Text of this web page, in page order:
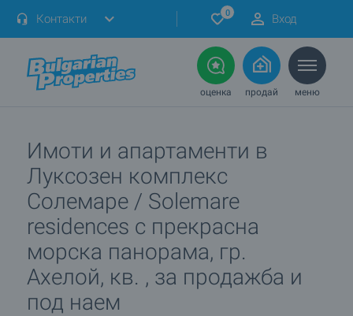
Контакти 0 Вход
оценка продай меню
Имоти и апартаменти в
Луксозен комплекс
Солемаре / Solemare
residences с прекрасна
морска панорама, гр.
Ахелой, кв. , за продажба и
под наем